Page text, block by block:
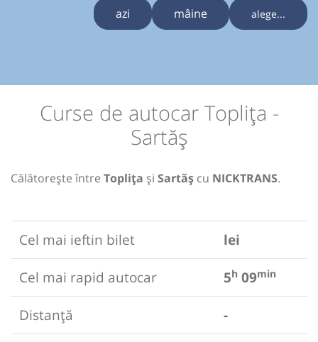
azi mâine alege...
Curse de autocar Toplița -
Sartăș
Călătorește între Toplița și Sartăș cu NICKTRANS.
Cel mai ieftin bilet
lei
Cel mai rapid autocar
5h 09min
Distanță
-